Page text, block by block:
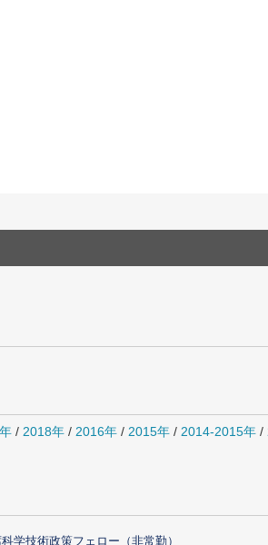
/ 2018年 / 2016年 / 2015年 / 2014-2015年 /
学技術政策フェロー（非常勤）